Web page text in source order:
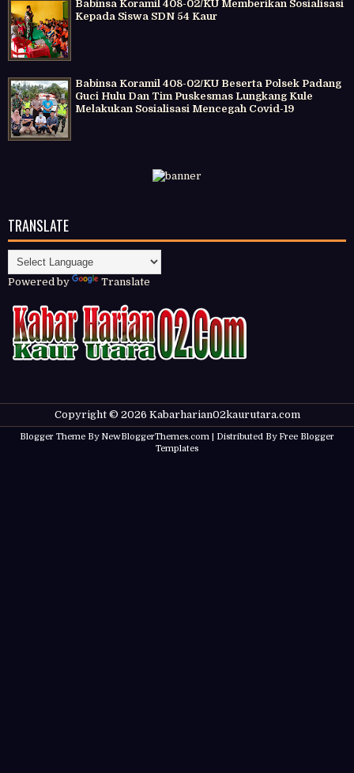
Babinsa Koramil 408-02/KU Memberikan Sosialisasi
Kepada Siswa SDN 54 Kaur
Babinsa Koramil 408-02/KU Beserta Polsek Padang
Guci Hulu Dan Tim Puskesmas Lungkang Kule
Melakukan Sosialisasi Mencegah Covid-19
TRANSLATE
Powered by Translate
Copyright © 2026 Kabarharian02kaurutara.com
Blogger Theme By NewBloggerThemes.com | Distributed ByFree Blogger
Templates